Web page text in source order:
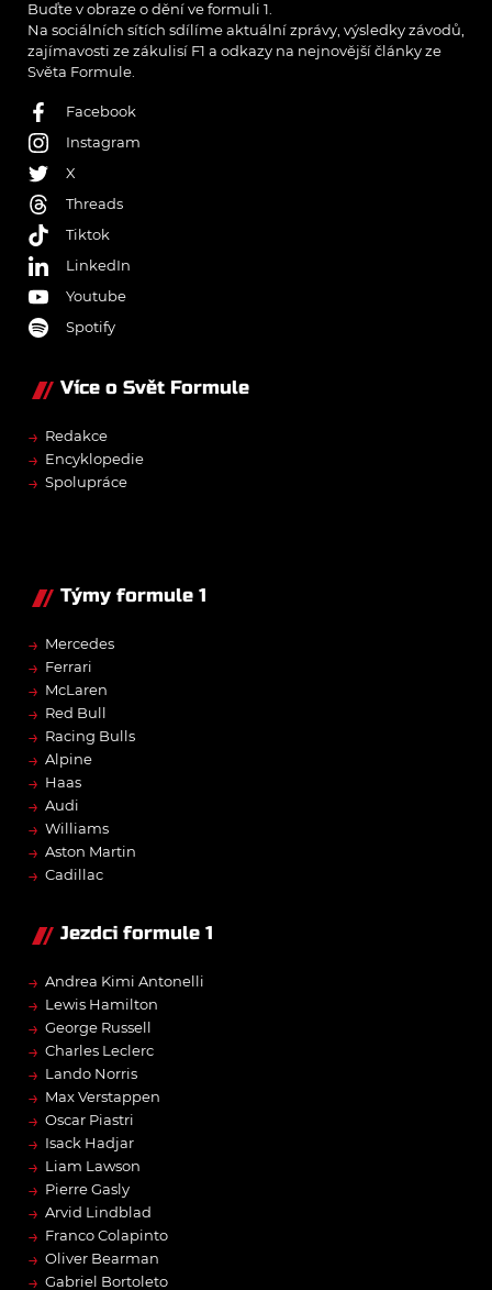
Buďte v obraze o dění ve formuli 1.
Na sociálních sítích sdílíme aktuální zprávy, výsledky závodů,
zajímavosti ze zákulisí F1 a odkazy na nejnovější články ze
Světa Formule.
Facebook
Instagram
X
Threads
Tiktok
LinkedIn
Youtube
Spotify
Více o Svět Formule
→ Redakce
→ Encyklopedie
→ Spolupráce
Týmy formule 1
→ Mercedes
→ Ferrari
→ McLaren
→ Red Bull
→ Racing Bulls
→ Alpine
→ Haas
→ Audi
→ Williams
→ Aston Martin
→ Cadillac
Jezdci formule 1
→ Andrea Kimi Antonelli
→ Lewis Hamilton
→ George Russell
→ Charles Leclerc
→ Lando Norris
→ Max Verstappen
→ Oscar Piastri
→ Isack Hadjar
→ Liam Lawson
→ Pierre Gasly
→ Arvid Lindblad
→ Franco Colapinto
→ Oliver Bearman
→ Gabriel Bortoleto